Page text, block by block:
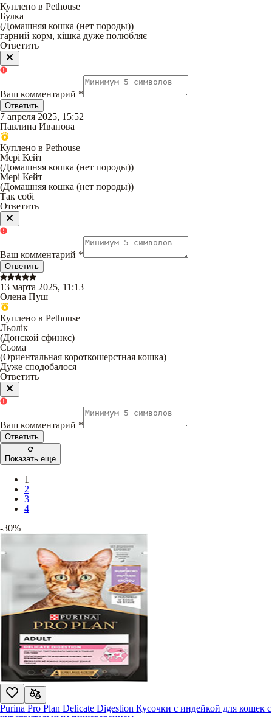
Куплено в Pethouse
Булка
(Домашняя кошка (нет породы))
гарний корм, кішка дуже полюбляє
Ответить
Ваш комментарий *
Ответить
7 апреля 2025, 15:52
Павлина Иванова
Куплено в Pethouse
Мері Кейт
(Домашняя кошка (нет породы))
Мері Кейт
(Домашняя кошка (нет породы))
Так собі
Ответить
Ваш комментарий *
Ответить
13 марта 2025, 11:13
Олена Пуш
Куплено в Pethouse
Льолік
(Донской сфинкс)
Сьома
(Ориентальная короткошерстная кошка)
Дуже сподобалося
Ответить
Ваш комментарий *
Ответить
Показать еще
1
2
3
4
-30%
Purina Pro Plan Delicate Digestion Кусочки с индейкой для кошек с